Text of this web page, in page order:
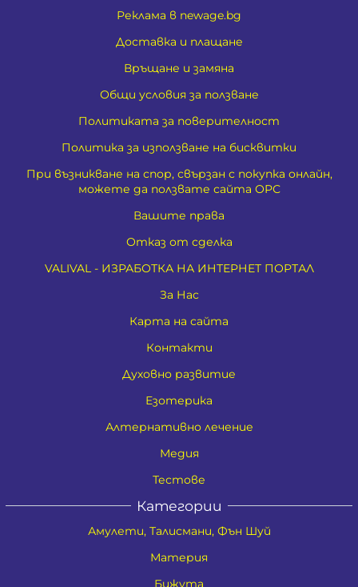
Реклама в newage.bg
Доставка и плащане
Връщане и замяна
Общи условия за ползване
Политиката за поверителност
Политика за използване на бисквитки
При възникване на спор, свързан с покупка онлайн,
можете да ползвате сайта ОРС
Вашите права
Отказ от сделка
VALIVAL - ИЗРАБОТКА НА ИНТЕРНЕТ ПОРТАЛ
За Нас
Карта на сайта
Контакти
Духовно развитие
Езотерика
Алтернативно лечение
Медия
Тестове
Категории
Амулети, Талисмани, Фън Шуй
Материя
Бижута